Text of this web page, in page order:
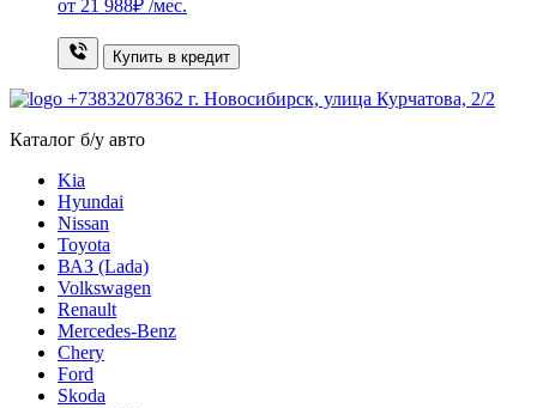
от 21 988₽ /мес.
Купить в кредит
+73832078362 г. Новосибирск, улица Курчатова, 2/2
Каталог б/у авто
Kia
Hyundai
Nissan
Toyota
ВАЗ (Lada)
Volkswagen
Renault
Mercedes-Benz
Chery
Ford
Skoda